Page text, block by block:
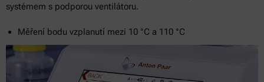
systémem s podporou ventilátoru.
Měření bodu vzplanutí mezi 10 °C a 110 °C